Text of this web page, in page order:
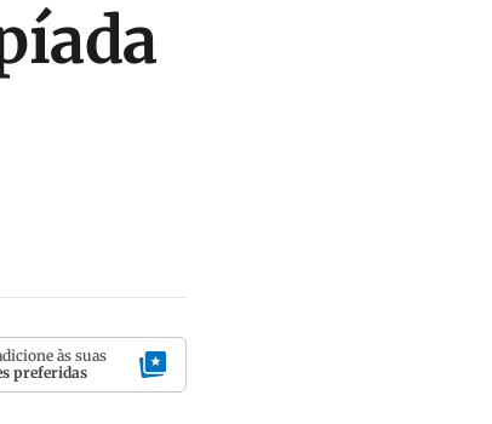
às suas
preferidas